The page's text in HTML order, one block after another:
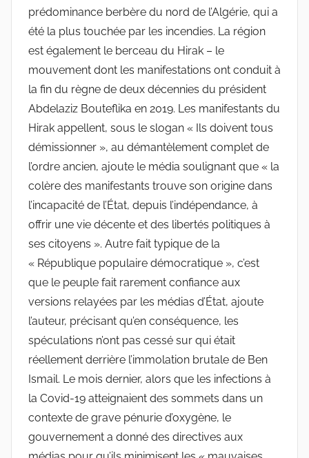
prédominance berbère du nord de l’Algérie, qui a
été la plus touchée par les incendies. La région
est également le berceau du Hirak – le
mouvement dont les manifestations ont conduit à
la fin du règne de deux décennies du président
Abdelaziz Bouteflika en 2019. Les manifestants du
Hirak appellent, sous le slogan « Ils doivent tous
démissionner », au démantèlement complet de
l’ordre ancien, ajoute le média soulignant que « la
colère des manifestants trouve son origine dans
l’incapacité de l’État, depuis l’indépendance, à
offrir une vie décente et des libertés politiques à
ses citoyens ». Autre fait typique de la
« République populaire démocratique », c’est
que le peuple fait rarement confiance aux
versions relayées par les médias d’État, ajoute
l’auteur, précisant qu’en conséquence, les
spéculations n’ont pas cessé sur qui était
réellement derrière l’immolation brutale de Ben
Ismail. Le mois dernier, alors que les infections à
la Covid-19 atteignaient des sommets dans un
contexte de grave pénurie d’oxygène, le
gouvernement a donné des directives aux